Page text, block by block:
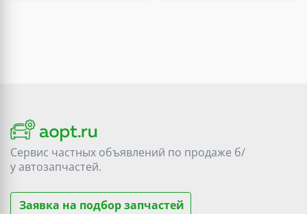
Сервис частных объявлений по продаже б/
уавтозапчастей.
Заявка на подбор запчастей